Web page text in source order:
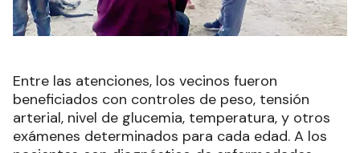
Entre las atenciones, los vecinos fueron
beneficiados con controles de peso, tensión
arterial, nivel de glucemia, temperatura, y otros
exámenes determinados para cada edad. A los